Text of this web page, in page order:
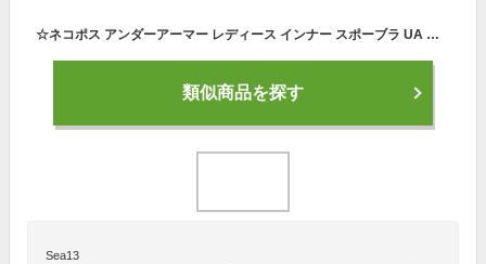
☆ネコポス アンダーアーマー レディース インナー スポーブラ UA シームレス ロー ロング ブラ スポブラ コンプレッション トレーニング 運動 吸汗速乾 UNDER ARMOUR 1357719 あす楽対応可
類似商品を探す
Sea13